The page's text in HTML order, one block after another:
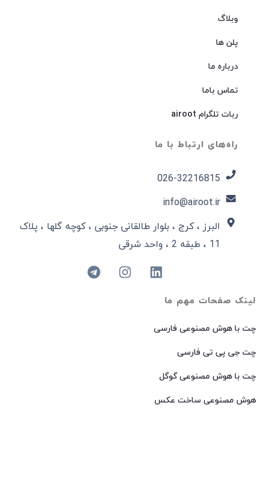
لینک صفحات مهم ما
چت با هوش مصنوعی فارسی
چت جی پی تی فارسی
چت با هوش مصنوعی گوگل
هوش مصنوعی ساخت عکس
وبلاگ
پلن ها
درباره ما
تماس باما
ربات تلگرام airoot
راه‌های ارتباط با ما
026-32216815​
info@airoot.ir
البرز ، کرج ، بلوار طالقانی جنوبی ، کوچه گلها ، پلاک
11 ، طبقه 2 ، واحد شرقی